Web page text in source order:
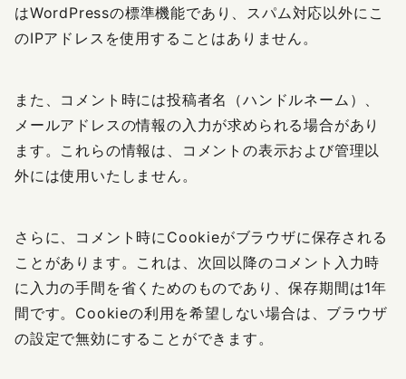
はWordPressの標準機能であり、スパム対応以外にこ
のIPアドレスを使用することはありません。
また、コメント時には投稿者名（ハンドルネーム）、
メールアドレスの情報の入力が求められる場合があり
ます。これらの情報は、コメントの表示および管理以
外には使用いたしません。
さらに、コメント時にCookieがブラウザに保存される
ことがあります。これは、次回以降のコメント入力時
に入力の手間を省くためのものであり、保存期間は1年
間です。Cookieの利用を希望しない場合は、ブラウザ
の設定で無効にすることができます。